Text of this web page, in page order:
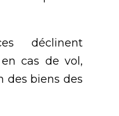
déclinent
cas de vol,
des biens des